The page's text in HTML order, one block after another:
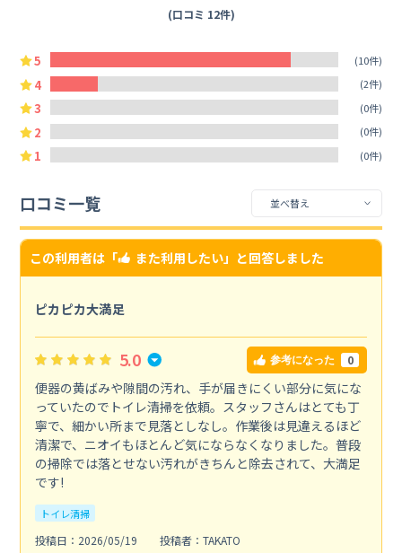
(口コミ 12件)
5 (10件)
4 (2件)
3 (0件)
2 (0件)
1 (0件)
口コミ一覧
この利用者は「 また利用したい」と回答しました
ピカピカ大満足
5.0 参考になった 0
便器の黄ばみや隙間の汚れ、手が届きにくい部分に気にな
っていたのでトイレ清掃を依頼。スタッフさんはとても丁
寧で、細かい所まで見落としなし。作業後は見違えるほど
清潔で、ニオイもほとんど気にならなくなりました。普段
の掃除では落とせない汚れがきちんと除去されて、大満足
です!
トイレ清掃
投稿日：2026/05/19
投稿者：TAKATO